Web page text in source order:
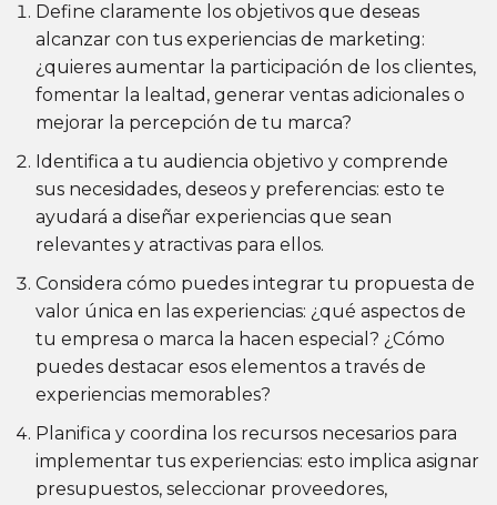
Define claramente los objetivos que deseas
alcanzar con tus experiencias de marketing:
¿quieres aumentar la participación de los clientes,
fomentar la lealtad, generar ventas adicionales o
mejorar la percepción de tu marca?
Identifica a tu audiencia objetivo y comprende
sus necesidades, deseos y preferencias: esto te
ayudará a diseñar experiencias que sean
relevantes y atractivas para ellos.
Considera cómo puedes integrar tu propuesta de
valor única en las experiencias: ¿qué aspectos de
tu empresa o marca la hacen especial? ¿Cómo
puedes destacar esos elementos a través de
experiencias memorables?
Planifica y coordina los recursos necesarios para
implementar tus experiencias: esto implica asignar
presupuestos, seleccionar proveedores,